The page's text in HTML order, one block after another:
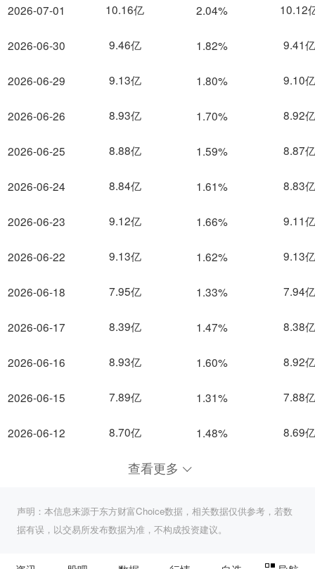
2026-07-01
2026-06-30
2026-06-29
2026-06-26
2026-06-25
2026-06-24
2026-06-23
2026-06-22
2026-06-18
2026-06-17
2026-06-16
2026-06-15
2026-06-12
10.16亿 2.04% 10.12
9.46亿 1.82% 9.41亿
9.13亿 1.80% 9.10亿
8.93亿 1.70% 8.92亿
8.88亿 1.59% 8.87亿
8.84亿 1.61% 8.83亿
9.12亿 1.66% 9.11亿
9.13亿 1.62% 9.13亿
7.95亿 1.33% 7.94亿
8.39亿 1.47% 8.38亿
8.93亿 1.60% 8.92亿
7.89亿 1.31% 7.88亿
8.70亿 1.48% 8.69亿
查看更多
声明：本信息来源于东方财富Choice数据，相关数据仅供参考，若数
据有误，以交易所发布数据为准，不构成投资建议。